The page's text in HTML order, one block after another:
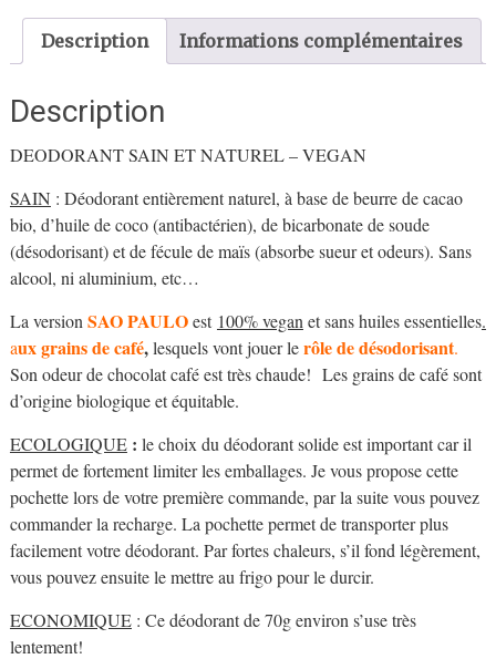
PAULO
(aux
de
emballé
Description Informations complémentaires
Description
DEODORANT SAIN ET NATUREL – VEGAN
SAIN : Déodorant entièrement naturel, à base de beurre de cacao
bio, d’huile de coco (antibactérien), de bicarbonate de soude
(désodorisant) et de fécule de maïs (absorbe sueur et odeurs). Sans
alcool, ni aluminium, etc…
La version SAO PAULOest 100% vegan et sans huiles essentielles.
aux grains de café,lesquels vont jouer lerôle de désodorisant.
Son odeur de chocolat café est très chaude! Les grains de café sont
d’origine biologique et équitable.
ECOLOGIQUE: le choix du déodorant solide est important car il
permet de fortement limiter les emballages. Je vous propose cette
pochette lors de votre première commande, par la suite vous pouvez
commander la recharge. La pochette permet de transporter plus
facilement votre déodorant. Par fortes chaleurs, s’il fond légèrement,
vous pouvez ensuite le mettre au frigo pour le durcir.
ECONOMIQUE: Ce déodorant de 70g environ s’use très
lentement!